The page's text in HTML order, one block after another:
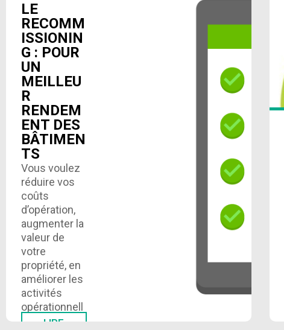
LE
RECOMM
ISSIONIN
G : POUR
UN
MEILLEU
R
RENDEM
ENT DES
BÂTIMEN
TS
Vous voulez
réduire vos
coûts
d’opération,
augmenter la
valeur de
votre
propriété, en
améliorer les
activités
opérationnell
es etLIRE